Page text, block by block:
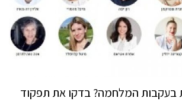
בעקבות המלחמה? בדקו את תפקוד